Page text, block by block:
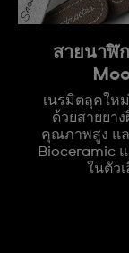
สายนาฬิ
เนรมิตลุคให
ด้วยสายยา
คุณภาพสูง แ
Bioceramic
ในตัว